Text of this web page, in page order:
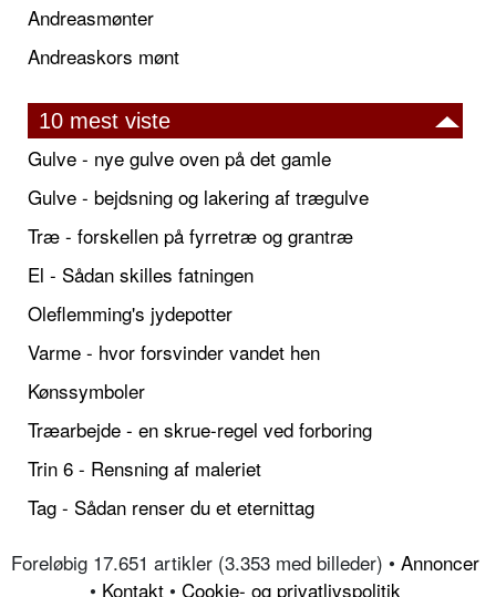
Andreasmønter
Andreaskors mønt
10 mest viste
Gulve - nye gulve oven på det gamle
Gulve - bejdsning og lakering af trægulve
Træ - forskellen på fyrretræ og grantræ
El - Sådan skilles fatningen
Oleflemming's jydepotter
Varme - hvor forsvinder vandet hen
Kønssymboler
Træarbejde - en skrue-regel ved forboring
Trin 6 - Rensning af maleriet
Tag - Sådan renser du et eternittag
Foreløbig 17.651 artikler (3.353 med billeder) • Annoncer
• Kontakt • Cookie- og privatlivspolitik